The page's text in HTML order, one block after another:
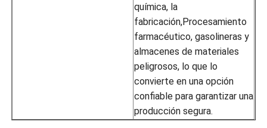
química, la
fabricación,Procesamiento
farmacéutico, gasolineras y
almacenes de materiales
peligrosos, lo que lo
convierte en una opción
confiable para garantizar una
producción segura.